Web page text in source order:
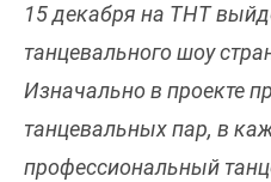
15 декабря на ТНТ
танцевального шоу
Изначально в проекте
танцевальных пар, в
профессиональный